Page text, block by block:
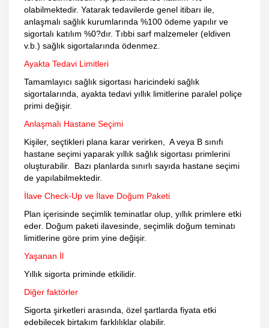
olabilmektedir. Yatarak tedavilerde genel itibarı ile,
anlaşmalı sağlık kurumlarında %100 ödeme yapılır ve
sigortalı katılım %0?dır. Tıbbi sarf malzemeler (eldiven
v.b.) sağlık sigortalarında ödenmez.
Ayakta Tedavi Limitleri
Tamamlayıcı sağlık sigortası haricindeki sağlık
sigortalarında, ayakta tedavi yıllık limitlerine paralel poliçe
primi değişir.
Anlaşmalı Hastane Seçimi
Kişiler, seçtikleri plana karar verirken, A veya B sınıfı
hastane seçimi yaparak yıllık sağlık sigortası primlerini
oluşturabilir. Bazı planlarda sınırlı sayıda hastane seçimi
de yapılabilmektedir.
İlave Check-Up ve İlave Doğum Paketi
Plan içerisinde seçimlik teminatlar olup, yıllık primlere etki
eder. Doğum paketi ilavesinde, seçimlik doğum teminatı
limitlerine göre prim yine değişir.
Yaşanan İl
Yıllık sigorta priminde etkilidir.
Diğer faktörler
Sigorta şirketleri arasında, özel şartlarda fiyata etki
edebilecek birtakım farklılıklar olabilir.